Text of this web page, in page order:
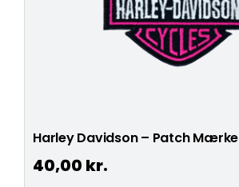
Harley Davidson – Patch Mærke
40,00 kr.